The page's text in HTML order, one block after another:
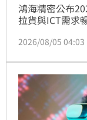
鴻海精密公布
拉貨與ICT需求
創歷史新高。今
現全面成長，
傳統旺季，預
法說會，市場
2026/08/05 04:03